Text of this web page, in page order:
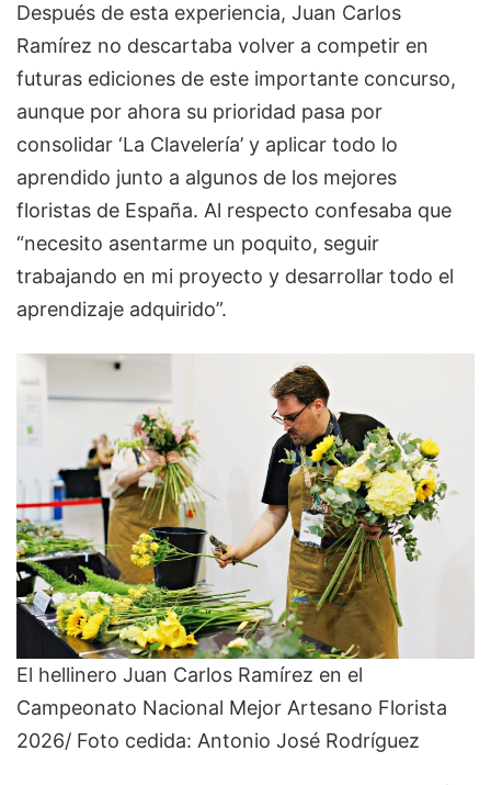
Después de esta experiencia, Juan Carlos
Ramírez no descartaba volver a competir en
futuras ediciones de este importante concurso,
aunque por ahora su prioridad pasa por
consolidar ‘La Clavelería’ y aplicar todo lo
aprendido junto a algunos de los mejores
floristas de España. Al respecto confesaba que
“necesito asentarme un poquito, seguir
trabajando en mi proyecto y desarrollar todo el
aprendizaje adquirido”.
El hellinero Juan Carlos Ramírez en el
Campeonato Nacional Mejor Artesano Florista
2026/ Foto cedida: Antonio José Rodríguez